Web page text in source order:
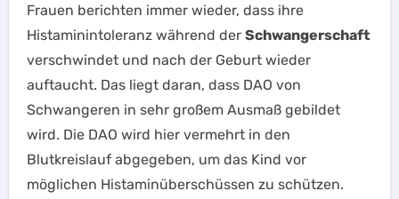
Frauen berichten immer wieder, dass ihre
Histaminintoleranz während der Schwangerschaft
verschwindet und nach der Geburt wieder
auftaucht. Das liegt daran, dass DAO von
Schwangeren in sehr großem Ausmaß gebildet
wird. Die DAO wird hier vermehrt in den
Blutkreislauf abgegeben, um das Kind vor
möglichen Histaminüberschüssen zu schützen.